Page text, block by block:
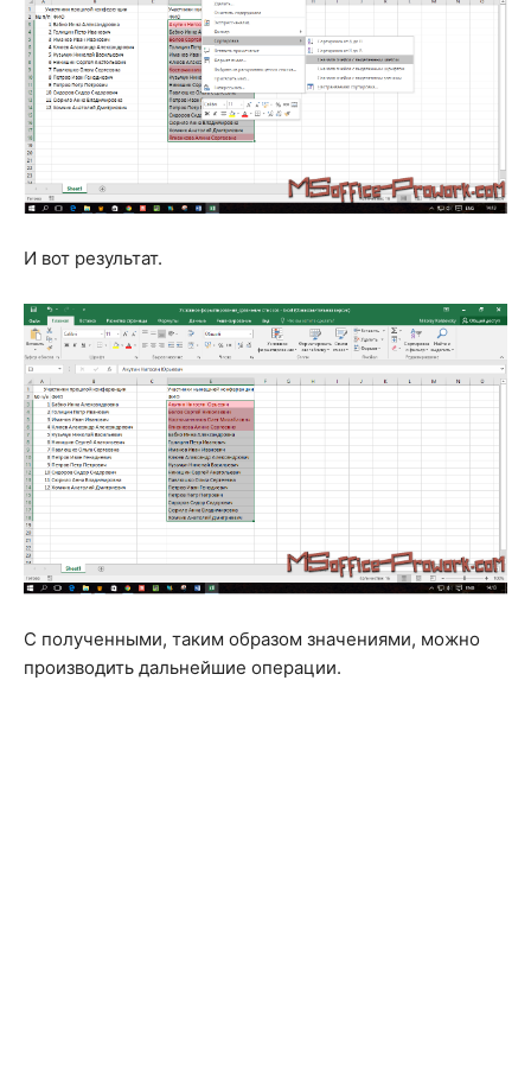
И вот результат.
С полученными, таким образом значениями, можно
производить дальнейшие операции.